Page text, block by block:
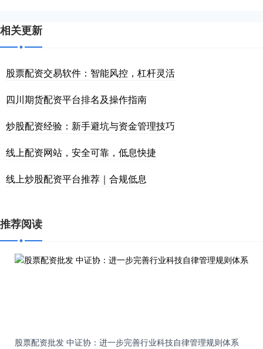
相关更新
股票配资交易软件：智能风控，杠杆灵活
四川期货配资平台排名及操作指南
炒股配资经验：新手避坑与资金管理技巧
线上配资网站，安全可靠，低息快捷
线上炒股配资平台推荐｜合规低息
推荐阅读
股票配资批发 中证协：进一步完善行业科技自律管理规则体系